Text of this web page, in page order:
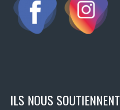
ILS NOUS SOUTIENNENT